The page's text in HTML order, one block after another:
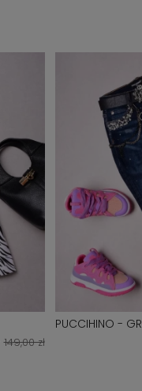
149,00 zł
PUCCIHINO -